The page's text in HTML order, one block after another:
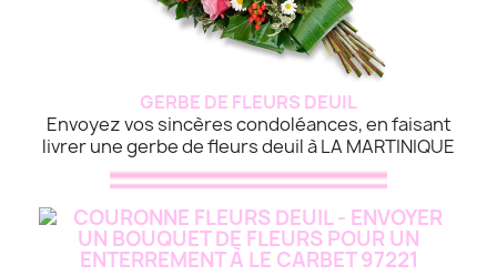
GERBE DE FLEURS DEUIL
Envoyez vos sincères condoléances, en faisant
livrer une gerbe de fleurs deuil à LA MARTINIQUE